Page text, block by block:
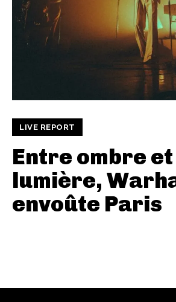
LIVE REPORT
Entre ombre et
lumière,
envoûte Paris